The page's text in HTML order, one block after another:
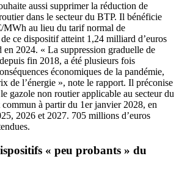
aussi supprimer la réduction de
dans le secteur du BTP. Il bénéficie
MWh au lieu du tarif normal de
ce dispositif atteint 1,24 milliard d’euros
2024. « La suppression graduelle de
fin 2018, a été plusieurs fois
économiques de la pandémie,
de l’énergie », note le rapport. Il préconise
gazole non routier applicable au secteur du
à partir du 1er janvier 2028, en
2026 et 2027. 705 millions d’euros
« peu probants » du